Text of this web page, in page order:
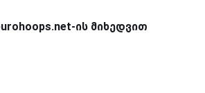
ის მიხედვით